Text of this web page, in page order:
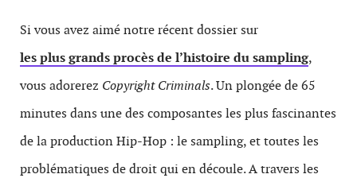
Si vous avez aimé notre récent dossier sur
les plus grands procès de l’histoire du sampling,
vous adorerez Copyright Criminals. Un plongée de 65
minutes dans une des composantes les plus fascinantes
de la production Hip-Hop : le sampling, et toutes les
problématiques de droit qui en découle. A travers les